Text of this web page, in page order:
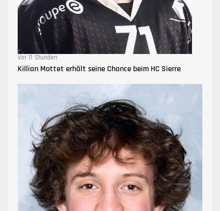
Vor 11 Stunden
Killian Mottet erhält seine Chance beim HC Sierre